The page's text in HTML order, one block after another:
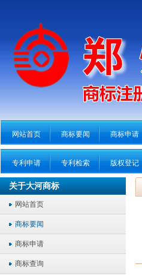
网站首页 商标要闻 商标申请
专利申请 专利检索 版权登记
关于大河商标
网站首页
商标要闻
商标申请
商标查询